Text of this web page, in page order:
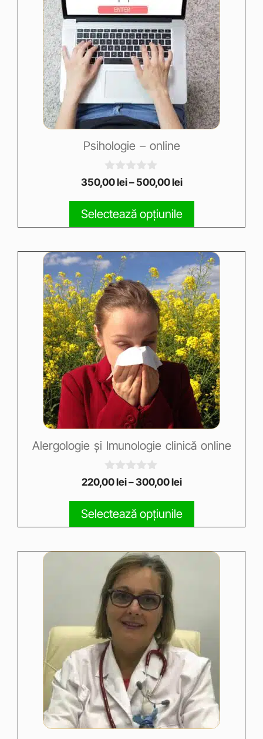
Psihologie – online
0
o
u
t
o
f
350,00lei– 500,00lei
Selectează opțiunile
Alergologie și Imunologie clinică online
0
o
u
t
o
f
220,00lei–300,00lei
Selectează opțiunile